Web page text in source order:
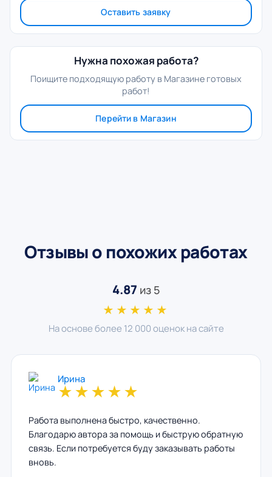
Оставить заявку
Нужна похожая работа?
Поищите подходящую работу в Магазине готовых
работ!
Перейти в Магазин
Отзывы о похожих работах
4.87 из 5
★★★★★
На основе более 12 000 оценок на сайте
Ирина
★★★★★
Работа выполнена быстро, качественно.
Благодарю автора за помощь и быструю обратную
связь. Если потребуется буду заказывать работы
вновь.